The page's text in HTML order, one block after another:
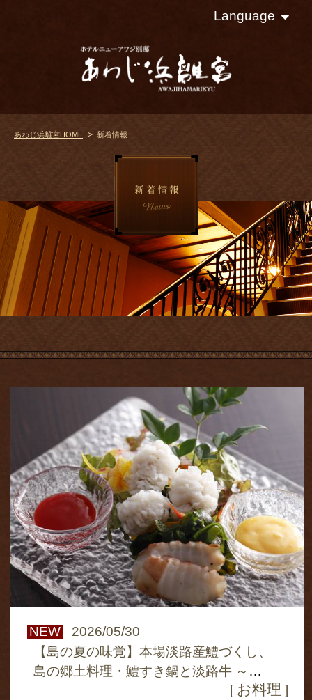
Language
あわじ浜離宮HOME 新着情報
NEW
2026/05/30
【島の夏の味覚】本場淡路産鱧づくし、
島の郷土料理・鱧すき鍋と淡路牛 ～
[ お料理 ]